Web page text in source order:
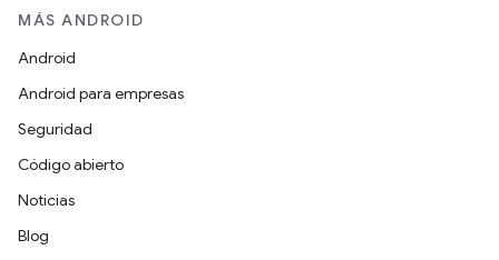
MÁS ANDROID
Android
Android para empresas
Seguridad
Código abierto
Noticias
Blog